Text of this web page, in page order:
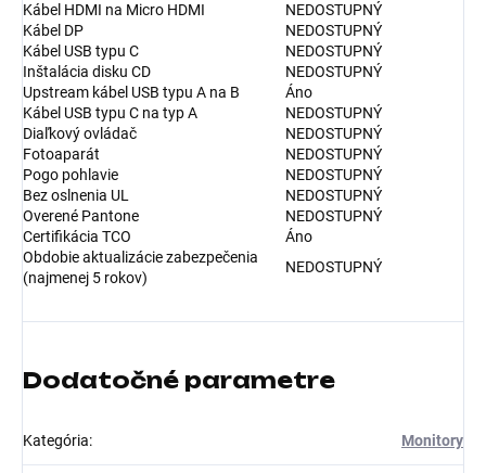
Kábel HDMI na Micro HDMI
NEDOSTUPNÝ
Kábel DP
NEDOSTUPNÝ
Kábel USB typu C
NEDOSTUPNÝ
Inštalácia disku CD
NEDOSTUPNÝ
Upstream kábel USB typu A na B
Áno
Kábel USB typu C na typ A
NEDOSTUPNÝ
Diaľkový ovládač
NEDOSTUPNÝ
Fotoaparát
NEDOSTUPNÝ
Pogo pohlavie
NEDOSTUPNÝ
Bez oslnenia UL
NEDOSTUPNÝ
Overené Pantone
NEDOSTUPNÝ
Certifikácia TCO
Áno
Obdobie aktualizácie zabezpečenia
(najmenej 5 rokov)
NEDOSTUPNÝ
Dodatočné parametre
Kategória: Monitory